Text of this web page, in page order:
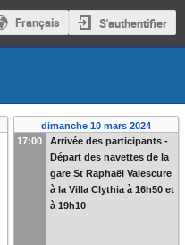
Français S'authentifier
dimanche 10 mars 2024
17:00
Arrivée des participants -
Départ des navettes de la
gare St Raphaël Valescure
à la Villa Clythia à 16h50 et
à 19h10